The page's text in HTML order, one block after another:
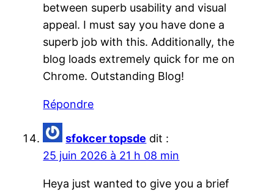
between superb usability and visual
appeal. I must say you have done a
superb job with this. Additionally, the
blog loads extremely quick for me on
Chrome. Outstanding Blog!
Répondre
sfokcer topsde dit :
25 juin 2026 à 21 h 08 min
Heya just wanted to give you a brief